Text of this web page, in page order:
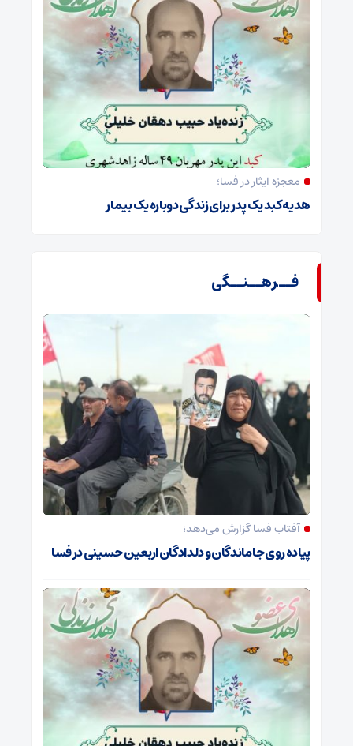
معجزه ایثار در فسا؛
هدیه کبد یک پدر برای زندگی دوباره یک بیمار
فــرهــنــگی
آفتاب فسا گزارش می‌دهد؛
پیاده روی جاماندگان و دلدادگان اربعین حسینی در فسا